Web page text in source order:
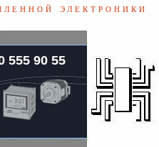
электроники
555 90 55